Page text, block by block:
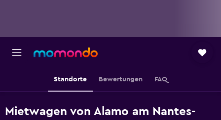
Standorte Bewertungen FAQ
Mietwagen von Alamo am Nantes-